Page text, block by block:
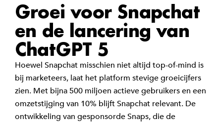
Groei voor Snapchat
en de lancering van
ChatGPT 5
Hoewel Snapchat misschien niet altijd top-of-mind is
bij marketeers, laat het platform stevige groeicijfers
zien. Met bijna 500 miljoen actieve gebruikers en een
omzetstijging van 10% blijft Snapchat relevant. De
ontwikkeling van gesponsorde Snaps, die de